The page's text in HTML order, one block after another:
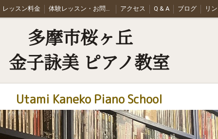
レッスン料金 体験レッスン・お問合せ アクセス Q & A ブログ リ
多摩市桜ヶ丘
金子詠美 ピアノ教室
Utami Kaneko Piano School